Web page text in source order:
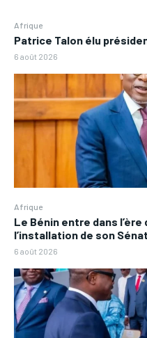
Afrique
Patrice Talon élu
6 août 2026
Afrique
Le Bénin entre dans
l’installation de son Sénat
6 août 2026